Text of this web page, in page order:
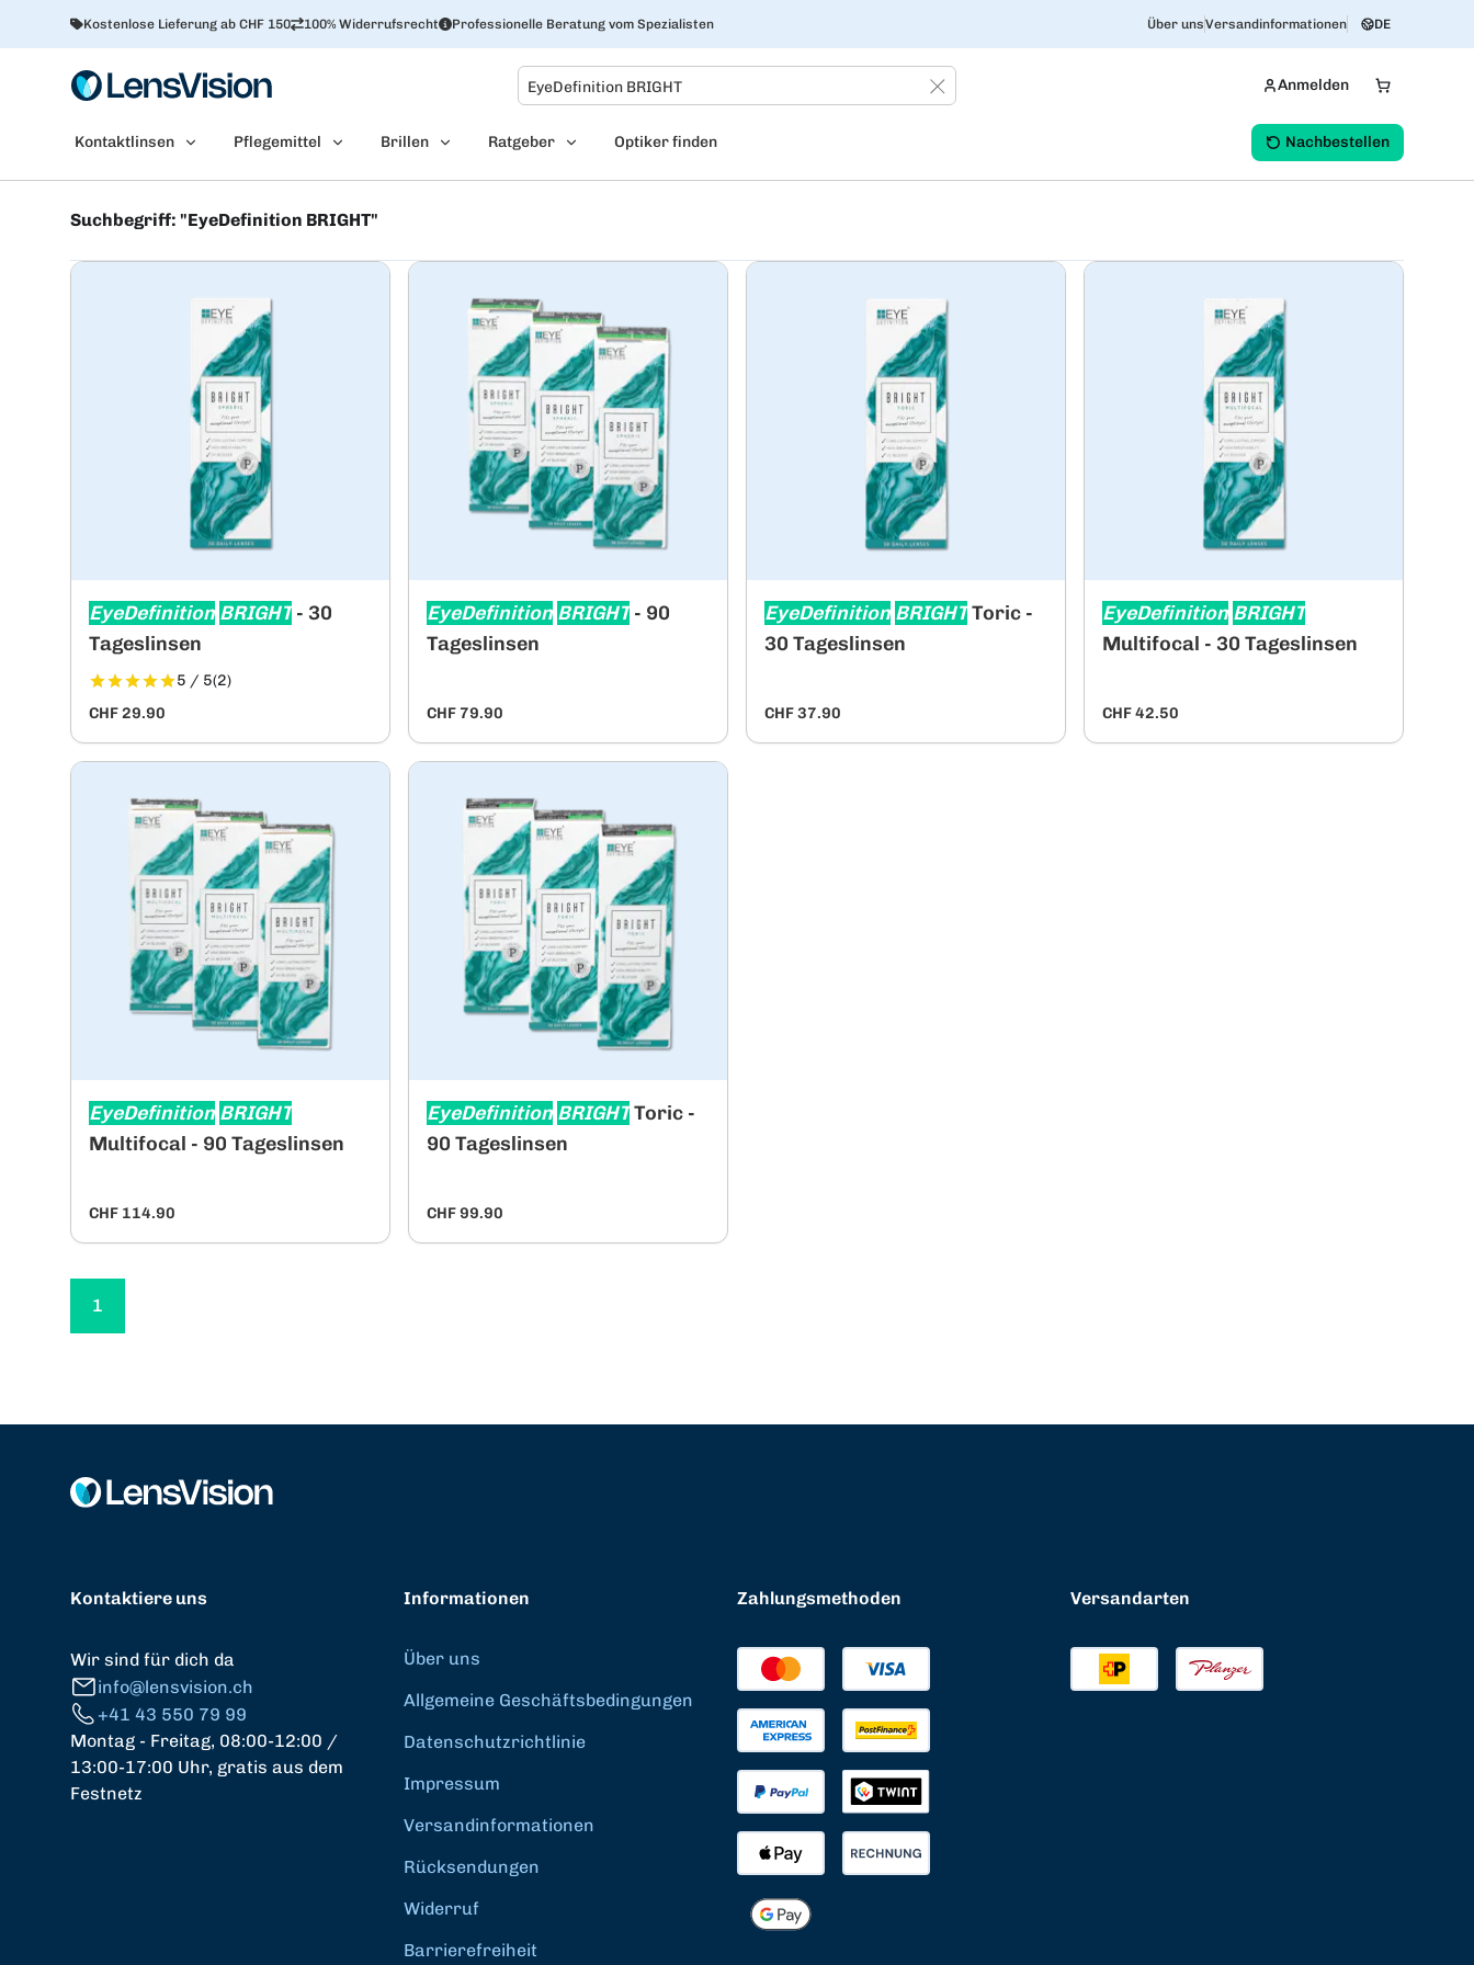
Kostenlose Lieferung ab CHF 150 100% Widerrufsrecht Professionelle Beratung vom Spezialisten Über unsVersandinformationen DE
Anmelden
Kontaktlinsen Pflegemittel Brillen Ratgeber Optiker finden Nachbestellen
Suchbegriff: "EyeDefinition BRIGHT"
EyeDefinition BRIGHT - 30
Tageslinsen
5 / 5(2)
CHF 29.90
EyeDefinition BRIGHT - 90
Tageslinsen
CHF 79.90
EyeDefinition BRIGHTToric -
30 Tageslinsen
CHF 37.90
EyeDefinition BRIGHT
Multifocal - 30 Tageslinsen
CHF 42.50
EyeDefinition BRIGHT
Multifocal - 90 Tageslinsen
CHF 114.90
EyeDefinition BRIGHTToric -
90 Tageslinsen
CHF 99.90
1
Kontaktiere uns
Wir sind für dich da
info@lensvision.ch
+41 43 550 79 99
Montag - Freitag, 08:00-12:00 /
13:00-17:00 Uhr, gratis aus dem
Festnetz
Informationen
Über uns
Allgemeine Geschäftsbedingungen
Datenschutzrichtlinie
Impressum
Versandinformationen
Rücksendungen
Widerruf
Barrierefreiheit
Zahlungsmethoden Versandarten